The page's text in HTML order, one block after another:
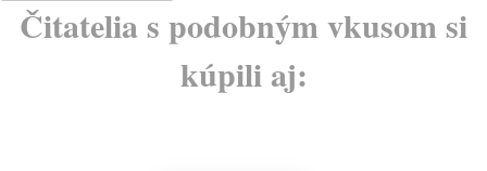
Čitatelia s podobným vkusom si
kúpili aj: